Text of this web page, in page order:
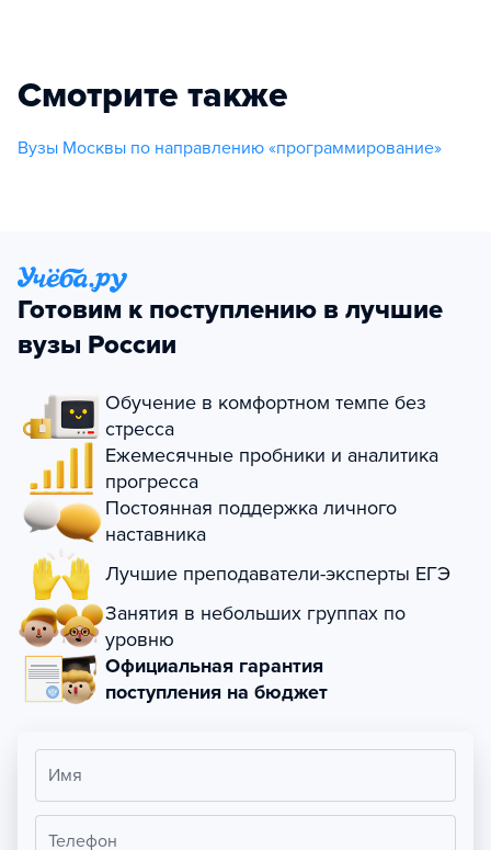
Смотрите также
Вузы Москвы по направлению «программирование»
Готовим к поступлению в лучшие
вузы России
Обучение в комфортном темпе без
стресса
Ежемесячные пробники и аналитика
прогресса
Постоянная поддержка личного
наставника
Лучшие преподаватели-эксперты ЕГЭ
Занятия в небольших группах по
уровню
Официальная гарантия
поступления на бюджет
Имя
Телефон